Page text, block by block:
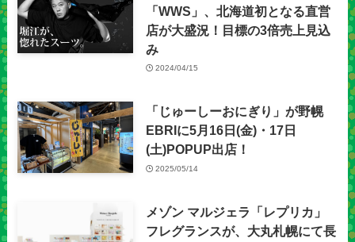
「WWS」、北海道初となる直営
店が大盛況！目標の3倍売上見込
み
2024/04/15
「じゅーしーおにぎり」が野幌
EBRIに5月16日(金)・17日
(土)POPUP出店！
2025/05/14
メゾン マルジェラ「レプリカ」
フレグランスが、大丸札幌にて長